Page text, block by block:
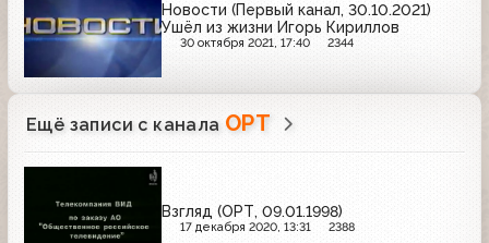
Новости (Первый канал, 30.10.2021)
Ушёл из жизни Игорь Кириллов
30 октября 2021, 17:40 2344
Ещё записи с канала ОРТ
Взгляд (ОРТ, 09.01.1998)
17 декабря 2020, 13:31 2388